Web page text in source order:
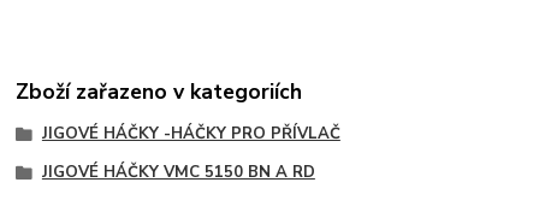
Zboží zařazeno v kategoriích
JIGOVÉ HÁČKY -HÁČKY PRO PŘÍVLAČ
JIGOVÉ HÁČKY VMC 5150 BN A RD